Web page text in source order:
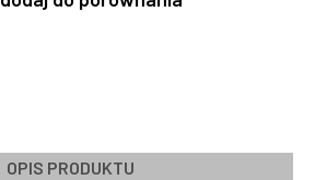
OPIS PRODUKTU